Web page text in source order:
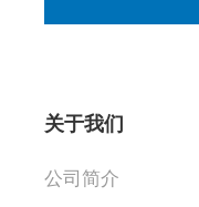
关于我们
公司简介